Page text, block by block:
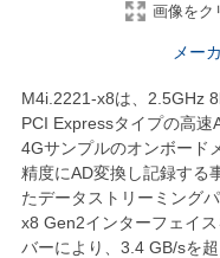
画像をク
メー
M4i.2221-x8は、2.5GHz
PCI Expressタイプの高
4Gサンプルのオンボード
精度にAD変換し記録する
たデータストリーミング
x8 Gen2インターフェイ
バーにより、3.4 GB/sを